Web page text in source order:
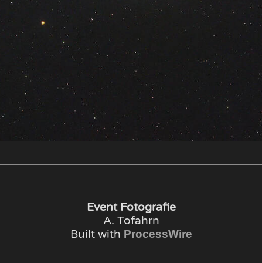
Event Fotografie
A. Tofahrn
Built with ProcessWire